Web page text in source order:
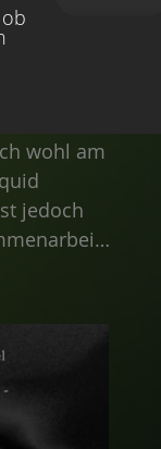
der
wohl am
jedoch
"City